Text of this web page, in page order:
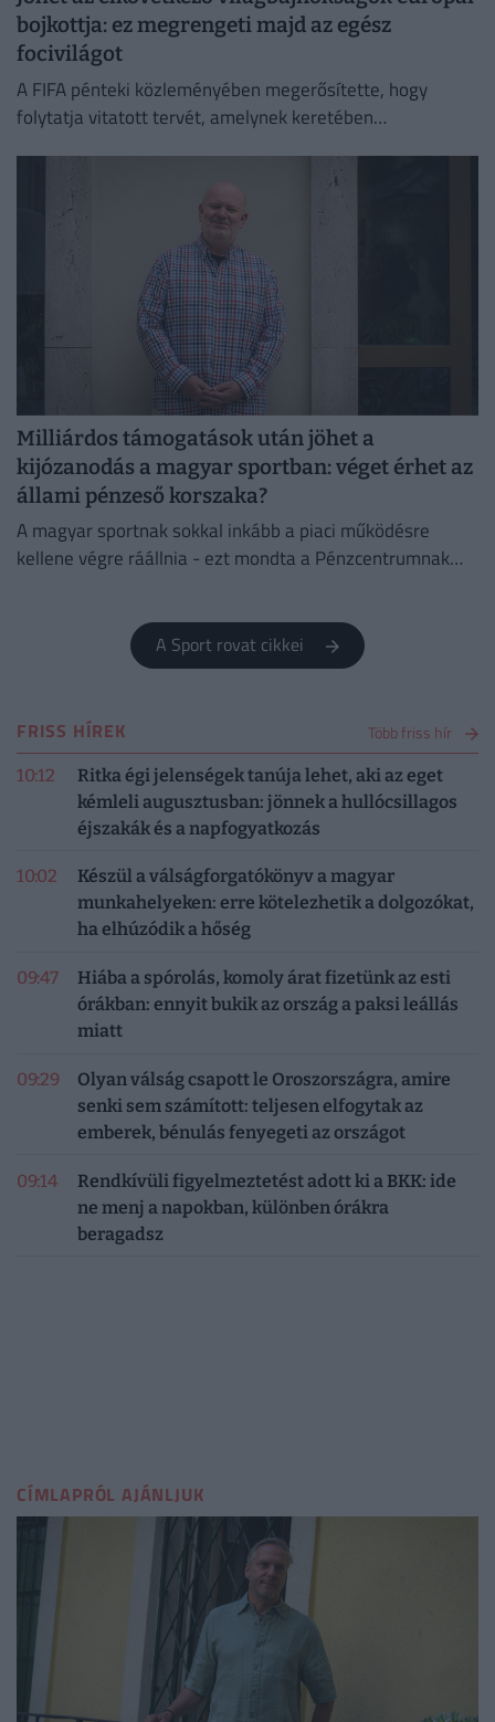
bojkottja: ez megrengeti majd az egész
focivilágot
A FIFA pénteki közleményében megerősítette, hogy
folytatja vitatott tervét, amelynek keretében
Milliárdos támogatások után jöhet a
kijózanodás a magyar sportban: véget érhet az
állami pénzeső korszaka?
A magyar sportnak sokkal inkább a piaci működésre
kellene végre ráállnia - ezt mondta a Pénzcentrumnak
A Sport rovat cikkei
FRISS HÍREK Több friss hír
10:12
Ritka égi jelenségek tanúja lehet, aki az eget
kémleli augusztusban: jönnek a hullócsillagos
éjszakák és a napfogyatkozás
10:02
Készül a válságforgatókönyv a magyar
munkahelyeken: erre kötelezhetik a dolgozókat,
ha elhúzódik a hőség
09:47
Hiába a spórolás, komoly árat fizetünk az esti
órákban: ennyit bukik az ország a paksi leállás
miatt
09:29
Olyan válság csapott le Oroszországra, amire
senki sem számított: teljesen elfogytak az
emberek, bénulás fenyegeti az országot
09:14
Rendkívüli figyelmeztetést adott ki a BKK: ide
ne menj a napokban, különben órákra
beragadsz
CÍMLAPRÓL AJÁNLJUK